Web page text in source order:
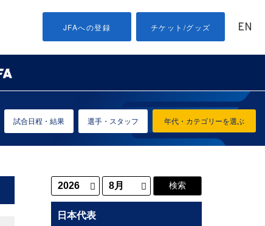
JFAへの登録 チケット/グッズ EN
年代・カテゴリーを選ぶ
試合日程・結果 選手・スタッフ
日本代表